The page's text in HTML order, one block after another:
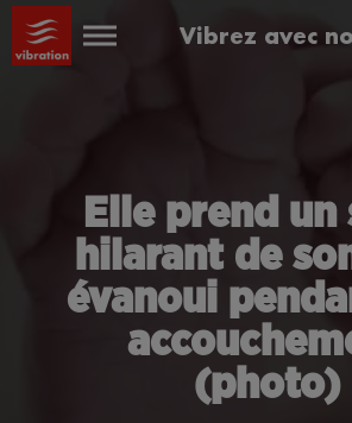
Vibrez avec
Elle prend un
hilarant de
évanoui
(photo)